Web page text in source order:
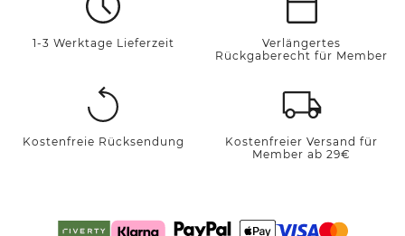
1-3 Werktage Lieferzeit
Verlängertes
Rückgaberecht für Member
Kostenfreie Rücksendung
Kostenfreier Versand für
Member ab 29€